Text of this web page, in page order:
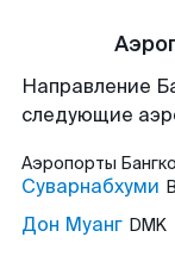
Направление
следующие
Аэропорты
Суварнабхуми
Дон Муанг DMK